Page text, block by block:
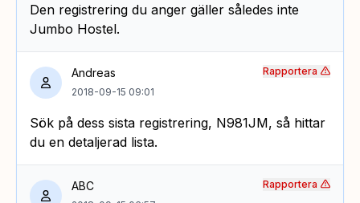
Den registrering du anger gäller således inte
Jumbo Hostel.
Andreas
2018-09-15 09:01
Sök på dess sista registrering, N981JM, så hittar
du en detaljerad lista.
Rapportera
ABC Rapportera